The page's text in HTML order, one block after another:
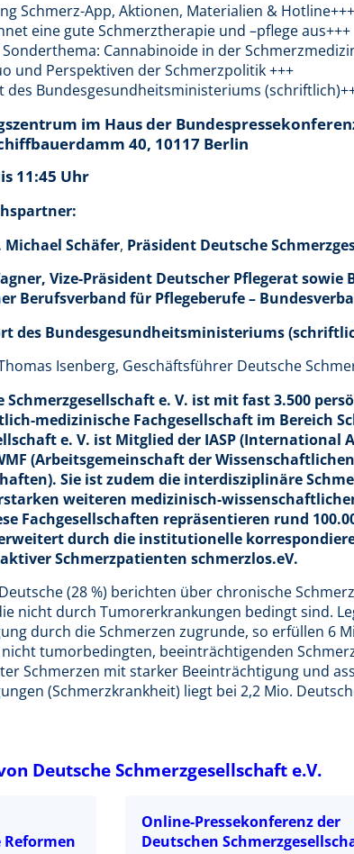
Schmerz-App, Aktionen, Materialien & Hotline+++
eine gute Schmerztherapie und –pflege aus+++
Sonderthema: Cannabinoide in der
und Perspektiven der Schmerzpolitik +++
des Bundesgesundheitsministeriums
im Haus der
40, 10117 Berlin
11:45 Uhr
Michael Schäfer, Präsident Deutsche
Vize-Präsident Deutscher Pflegerat
Berufsverband für Pflegeberufe –
des Bundesgesundheitsministeriums
Isenberg, Geschäftsführer Deutsche
Schmerzgesellschaft e. V. ist mit fast 3.500
medizinische Fachgesellschaft im Bereich
e. V. ist Mitglied der IASP (International
(Arbeitsgemeinschaft der
Sie ist zudem die interdisziplinäre
weiteren medizinisch-
Fachgesellschaften repräsentieren rund
durch die institutionelle
Schmerzpatienten schmerzlos.eV.
(28 %) berichten über chronische
nicht durch Tumorerkrankungen bedingt sind.
durch die Schmerzen zugrunde, so erfüllen 6
tumorbedingten, beeinträchtigenden
Schmerzen mit starker Beeinträchtigung und
(Schmerzkrankheit) liegt bei 2,2 Mio.
Deutsche Schmerzgesellschaft e.V.
Online-Pressekonferenz der
Deutschen